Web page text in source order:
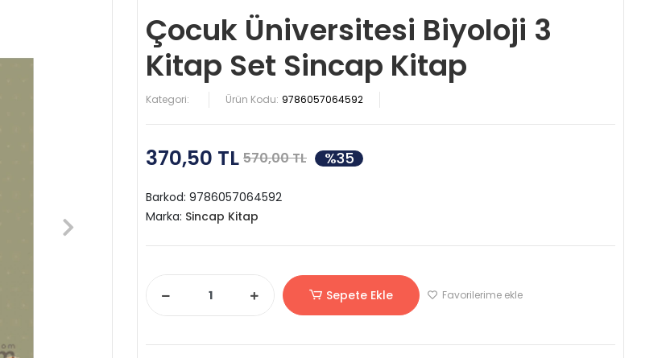
Çocuk Üniversitesi Biyoloji 3
Kitap Set Sincap Kitap
Kategori: Ürün Kodu: 9786057064592
370,50 TL 570,00 TL %35
Barkod: 9786057064592
Marka: Sincap Kitap
Sepete Ekle Favorilerime ekle